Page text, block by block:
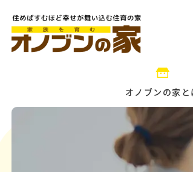
オノブンの家と